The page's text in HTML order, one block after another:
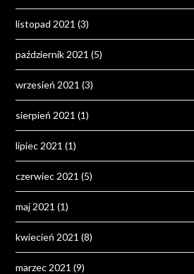
listopad 2021 (3)
październik 2021 (5)
wrzesień 2021 (3)
sierpień 2021 (1)
lipiec 2021 (1)
czerwiec 2021 (5)
maj 2021 (1)
kwiecień 2021 (8)
marzec 2021 (9)